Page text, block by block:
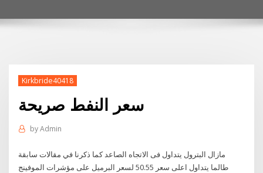
Kirkbride40418
سعر النفط صريحة
byAdmin
مازال البترول يتداول فى الاتجاه الصاعد كما ذكرنا في مقالات سابقة
طالما يتداول اعلى سعر 50.55 لسعر البرميل على مؤشرات الموفينج